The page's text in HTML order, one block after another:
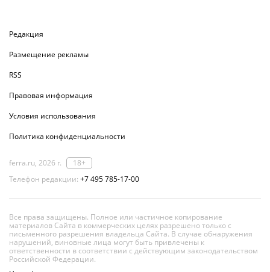
Редакция
Размещение рекламы
RSS
Правовая информация
Условия использования
Политика конфиденциальности
ferra.ru, 2026 г.
18+
Телефон редакции: +7 495 785-17-00
Все права защищены. Полное или частичное копирование
материалов Сайта в коммерческих целях разрешено только с
письменного разрешения владельца Сайта. В случае обнаружения
нарушений, виновные лица могут быть привлечены к
ответственности в соответствии с действующим законодательством
Российской Федерации.